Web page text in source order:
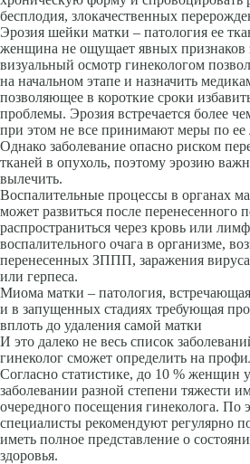
бесплодия, злокачественных
Эрозия шейки матки – патология ее
женщина не ощущает явных признаков
визуальный осмотр гинекологом
на начальном этапе и назначить
позволяющее в короткие сроки
проблемы. Эрозия встречается более
при этом не все принимают меры по
Однако заболевание опасно риском
тканей в опухоль, поэтому эрозию
вылечить.
Воспалительные процессы в органах
может развиться после перенесенного
распространиться через кровь или
воспалительного очага в организме,
перенесенных ЗППП, заражения
или герпеса.
Миома матки – патология,
и в запущенных стадиях требующая
вплоть до удаления самой матки
И это далеко не весь список
гинеколог сможет определить на
Согласно статистике, до 10 %
заболевании разной степени тяжести
очередного посещения гинеколога. По
специалисты рекомендуют регулярно
иметь полное представление о
здоровья.